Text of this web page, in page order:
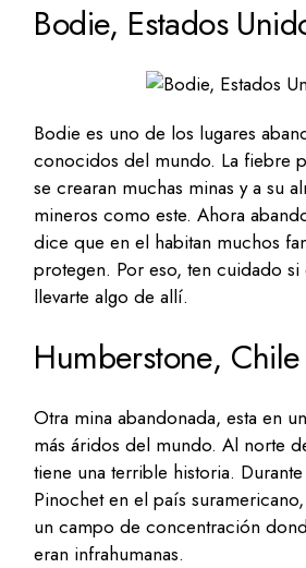
Bodie, Estados
Bodie es uno de los lugares
conocidos del mundo. La fiebre
se crearan muchas minas y a su
mineros como este. Ahora
dice que en el habitan muchos
protegen. Por eso, ten cuidado si
llevarte algo de allí.
Humberstone, Chile
Otra mina abandonada, esta en
más áridos del mundo. Al norte
tiene una terrible historia.
Pinochet en el país
un campo de concentración
eran infrahumanas.